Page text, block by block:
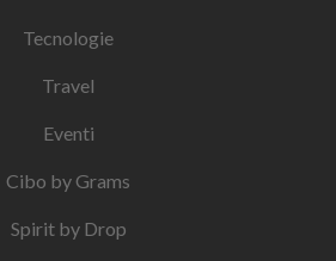
Tecnologie
Travel
Eventi
Cibo by Grams
Spirit by Drop